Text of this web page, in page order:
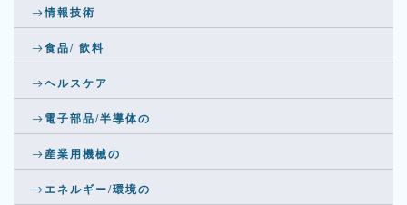
情報技術
食品/ 飲料
ヘルスケア
電子部品/半導体の
産業用機械の
エネルギー/環境の